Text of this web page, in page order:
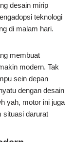
desain mirip
teknologi
di malam hari.
membuat
modern. Tak
sein depan
dengan desain
yah, motor ini juga
situasi darurat